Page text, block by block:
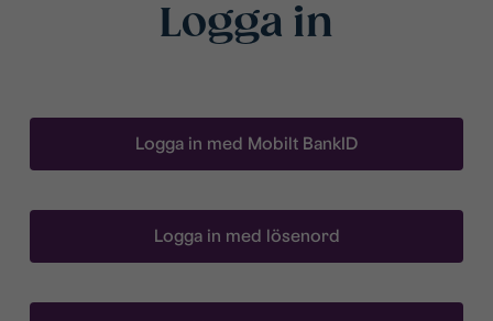
Logga in
Logga in med Mobilt BankID
Logga in med lösenord